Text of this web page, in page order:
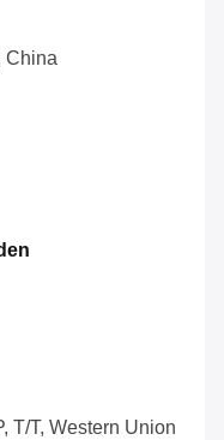
China
T/T, Western Union